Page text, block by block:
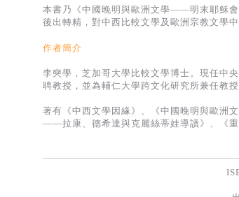
本書乃《中國晚明與歐洲文學——明末耶穌會
後出轉精，對中西比較文學及歐洲宗教文學
作者簡介
李奭學，芝加哥大學比較文學博士。現任中
聘教授，並為輔仁大學跨文化研究所兼任教
著有《中西文學因緣》、《中國晚明與歐洲
——拉康、德希達與克麗絲蒂娃導讀》、《